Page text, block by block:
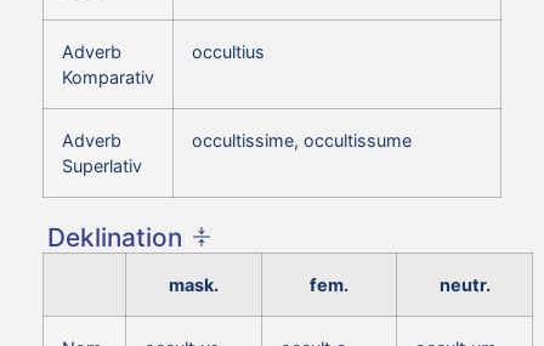
Adverb
Komparativ
occultius
Adverb
Superlativ
occultissime, occultissume
Deklination
mask. fem. neutr.